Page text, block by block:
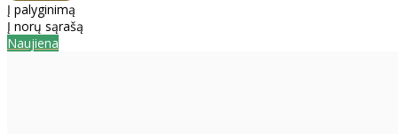
Į palyginimą
Į norų sąrašą
Naujiena